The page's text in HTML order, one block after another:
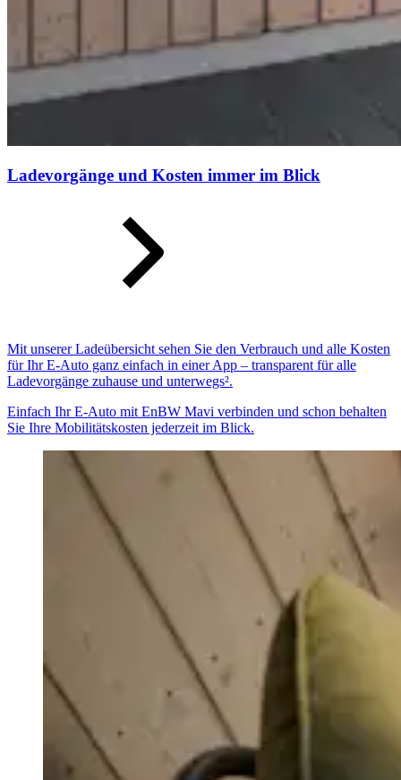
Ladevorgänge und Kosten immer im Blick
Mit unserer Ladeübersicht sehen Sie den Verbrauch und alle Kosten
für Ihr E-Auto ganz einfach in einer App – transparent für alle
Ladevorgänge zuhause und unterwegs².
Einfach Ihr E-Auto mit EnBW Mavi verbinden und schon behalten
Sie Ihre Mobilitätskosten jederzeit im Blick.